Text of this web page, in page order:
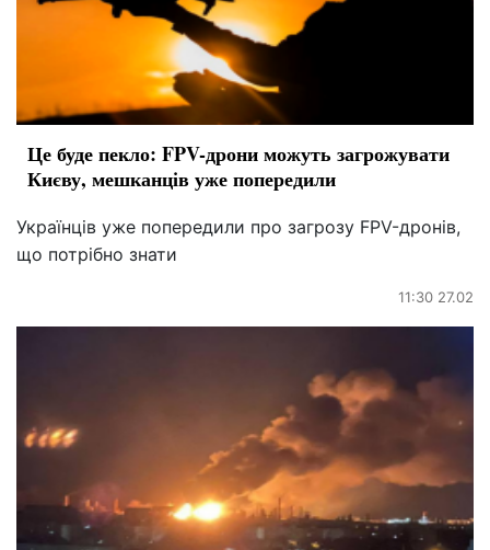
Це буде пекло: FPV-дрони можуть загрожувати
Києву, мешканців уже попередили
Українців уже попередили про загрозу FPV-дронів,
що потрібно знати
11:30 27.02